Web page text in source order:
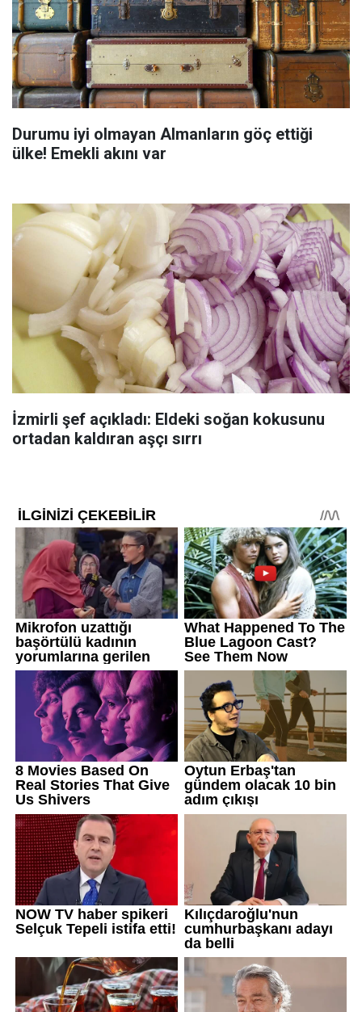
Durumu iyi olmayan Almanların göç ettiği
ülke! Emekli akını var
İzmirli şef açıkladı: Eldeki soğan kokusunu
ortadan kaldıran aşçı sırrı